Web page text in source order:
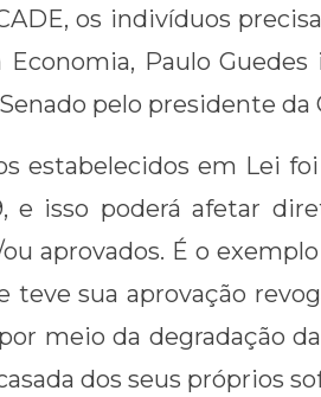
os indivíduos
Paulo
pelo presidente da
estabelecidos em Lei
e isso poderá afetar
aprovados. É o
teve sua aprovação
meio da degradação
dos seus próprios